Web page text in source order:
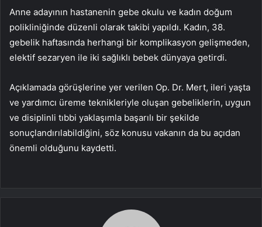
Anne adayının hastanenin gebe okulu ve kadın doğum
polikliniğinde düzenli olarak takibi yapıldı. Kadın, 38.
gebelik haftasında herhangi bir komplikasyon gelişmeden,
elektif sezaryen ile iki sağlıklı bebek dünyaya getirdi.
Açıklamada görüşlerine yer verilen Op. Dr. Mert, ileri yaşta
ve yardımcı üreme teknikleriyle oluşan gebeliklerin, uygun
ve disiplinli tıbbi yaklaşımla başarılı bir şekilde
sonuçlandırılabildiğini, söz konusu vakanın da bu açıdan
önemli olduğunu kaydetti.